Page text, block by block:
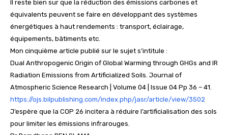
Il reste bien sur que la réduction des émissions carbones et
équivalents peuvent se faire en développant des systèmes
énergétiques à haut rendements : transport, éclairage,
équipements, bâtiments etc.
Mon cinquième article publié sur le sujet s’intitule :
Dual Anthropogenic Origin of Global Warming through GHGs and IR
Radiation Emissions from Artificialized Soils. Journal of
Atmospheric Science Research | Volume 04 | Issue 04 Pp 36 – 41.
https://ojs.bilpublishing.com/index.php/jasr/article/view/3502
J’espère que la COP 26 incitera à réduire l’artificialisation des sols
pour limiter les émissions infrarouges.